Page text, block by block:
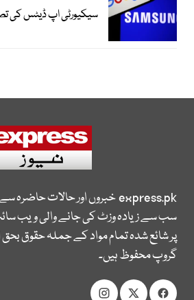
سیکیورٹی اپ ڈیٹس کی
express.pkخبروں اور حالات حاضرہ
سب سے زیادہ وزٹ کی جانے والی ویب
پر شائع شدہ تمام مواد کے جملہ حقوق
گروپ محفوظ ہیں۔